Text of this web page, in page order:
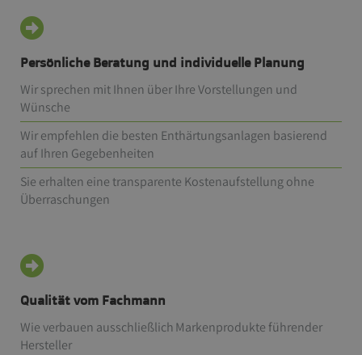
Persönliche Beratung und individuelle Planung
Wir sprechen mit Ihnen über Ihre Vorstellungen und
Wünsche
Wir empfehlen die besten Enthärtungsanlagen basierend
auf Ihren Gegebenheiten
Sie erhalten eine transparente Kostenaufstellung ohne
Überraschungen
Qualität vom Fachmann
Wie verbauen ausschließlich Markenprodukte führender
Hersteller